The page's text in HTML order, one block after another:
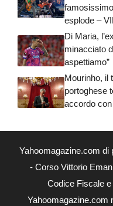
esplode –
Di Maria,
minacciato
aspettiamo”
Mourinho, il
portoghese
accordo
Yahoomagazine.com
- Corso Vittorio
Codice Fiscale
Yahoomagazine.com